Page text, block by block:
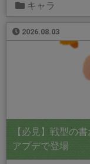
キャラ
2026.08.03
【必見】戦型の
アプデで登場